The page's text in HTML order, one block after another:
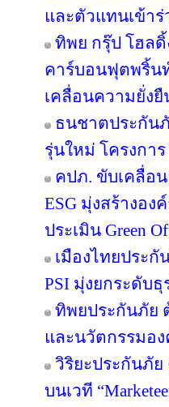
และตัวแทนเข้า
ทิพย กรุ๊ป โฮล
คาร์บอนฟุตพริ้น
เคลื่อนความยั่ง
ธนชาตประกัน
รุ่นใหม่ โครงกา
คปภ. ขับเคลื่อ
ESG มุ่งสร้างอ
ประเมิน Green
เมืองไทยประ
PSI มุ่งยกระดับ
ทิพยประกันภัย
และนวัตกรรมอ
วิริยะประกันภั
บนเวที